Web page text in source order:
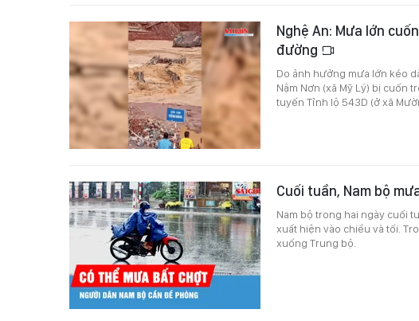
Nghệ An: Mưa lớn
đường
Do ảnh hưởng mưa lớn kéo
Nậm Nơn (xã Mỹ Lý) bị cuốn
tuyến Tỉnh lộ 543D (ở xã
Cuối tuần, Nam bộ
Nam bộ trong hai ngày cuối
xuất hiện vào chiều và tối.
xuống Trung bộ.